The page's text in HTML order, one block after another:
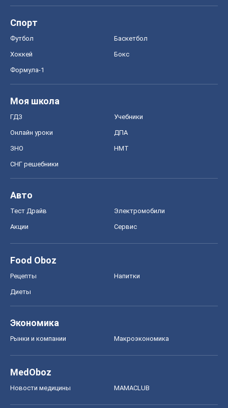
Спорт
Футбол Баскетбол
Хоккей Бокс
Формула-1
Моя школа
ГДЗ Учебники
Онлайн уроки ДПА
ЗНО НМТ
СНГ решебники
Авто
Тест Драйв Электромобили
Акции Сервис
Food Oboz
Рецепты Напитки
Диеты
Экономика
Рынки и компании Mакроэкономика
MedOboz
Новости медицины MAMACLUB